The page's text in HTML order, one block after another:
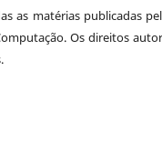
as matérias publicadas
Os direitos